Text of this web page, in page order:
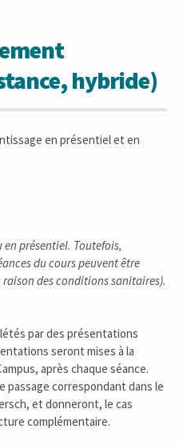
hybride)
en présentiel et en
présentiel. Toutefois,
du cours peuvent être
des conditions sanitaires).
par des présentations
seront mises à la
après chaque séance.
correspondant dans le
et donneront, le cas
complémentaire.